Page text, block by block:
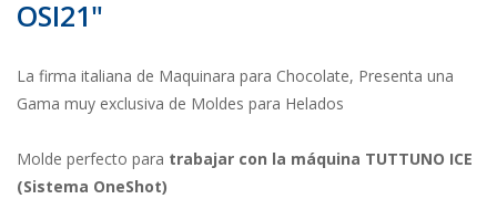
OSI21"
La firma italiana de Maquinara para Chocolate, Presenta una
Gama muy exclusiva de Moldes para Helados
Molde perfecto para trabajar con la máquina TUTTUNO ICE
(Sistema OneShot)